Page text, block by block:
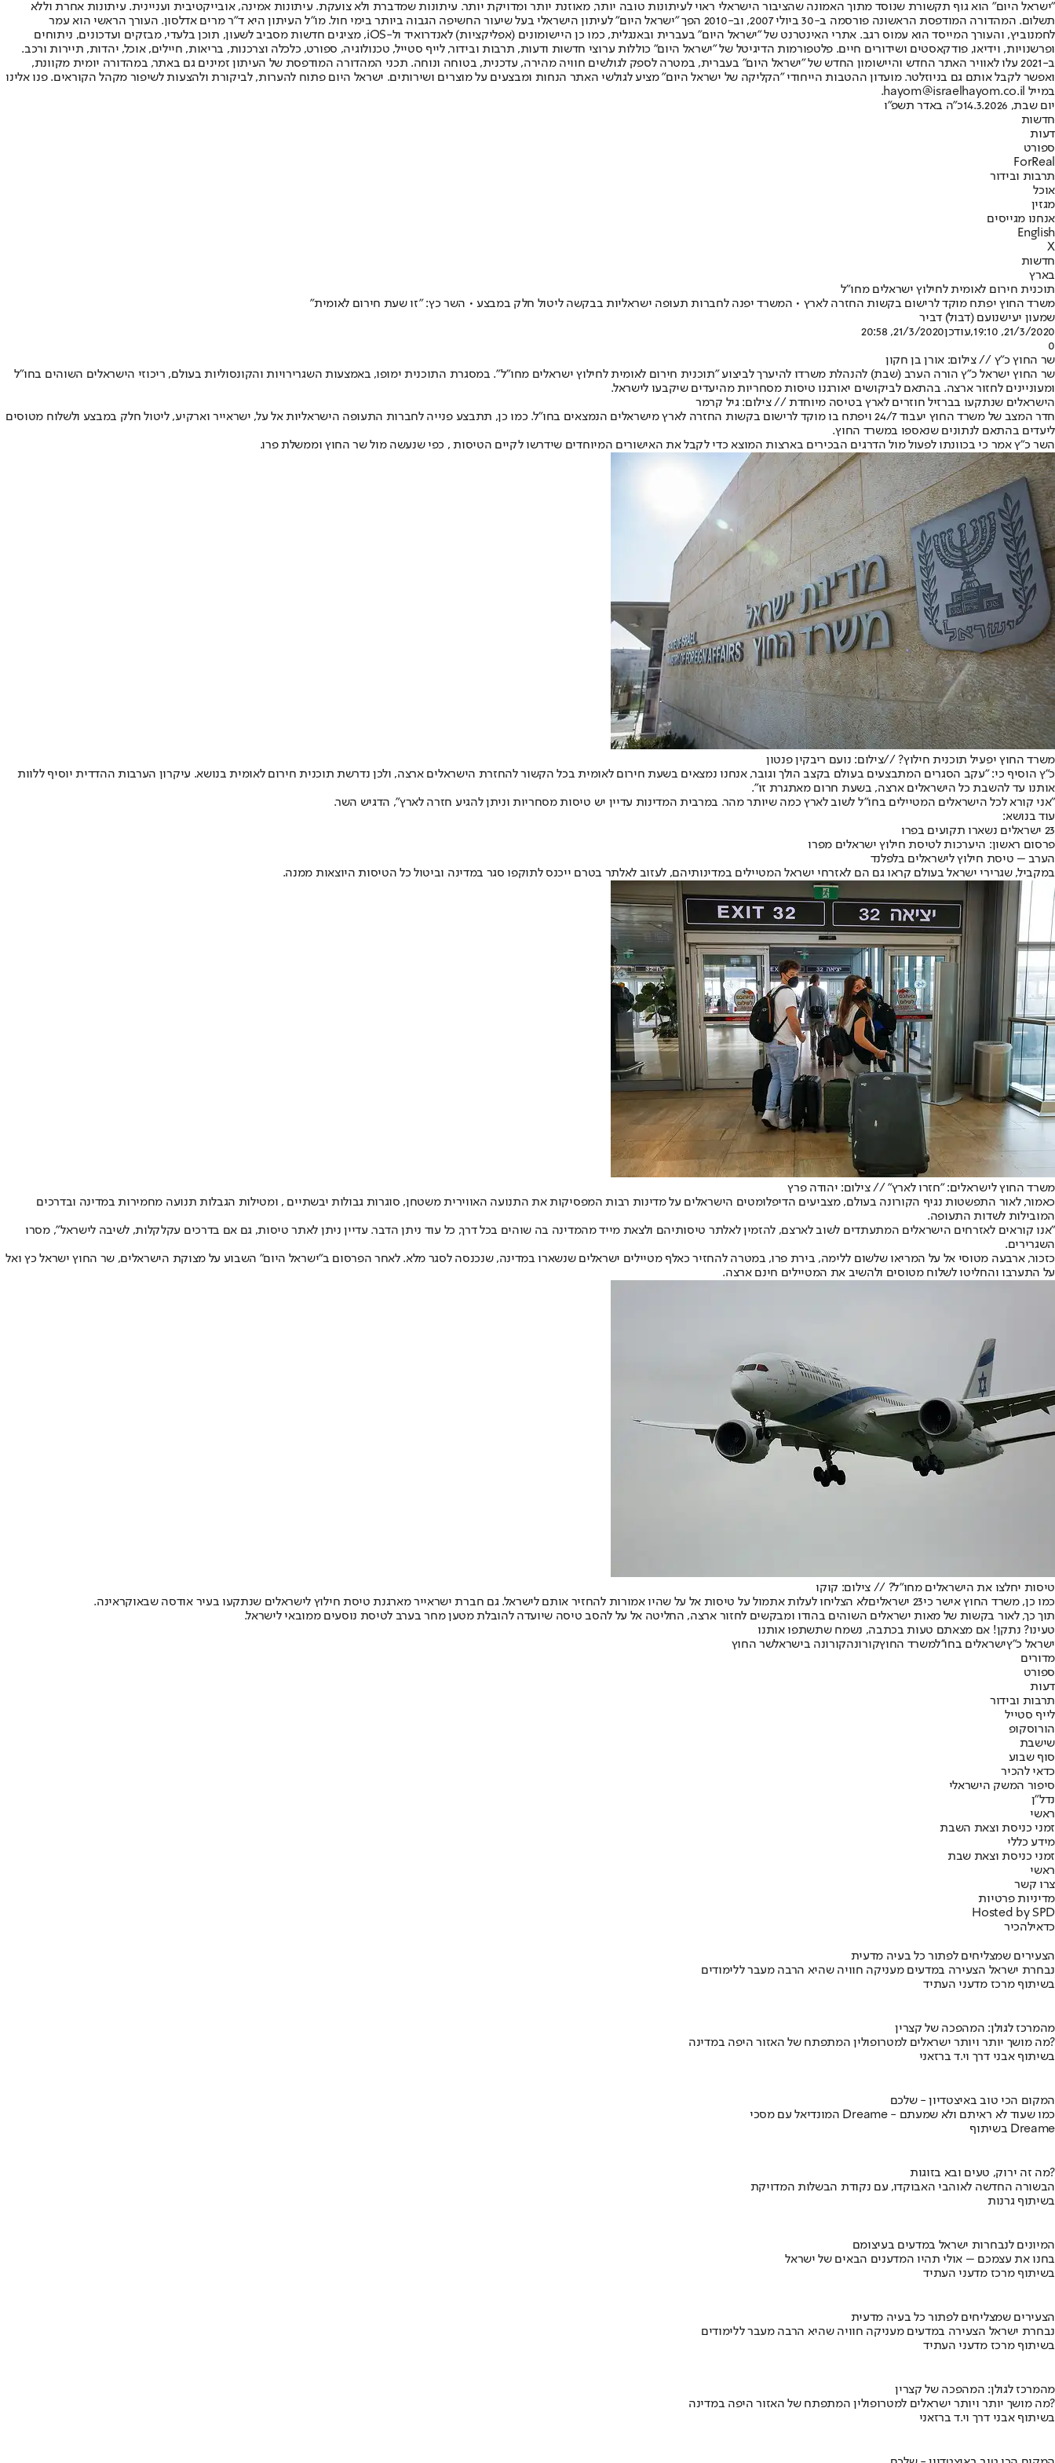
"ישראל היום" הוא גוף תקשורת שנוסד מתוך האמונה שהציבור הישראלי ראוי לעיתונות טובה יותר, מאוזנת יותר ומדויקת יותר. עיתונות שמדברת ולא צועקת. עיתונות אמינה, אובייקטיבית ועניינית. עיתונות אחרת וללא
תשלום. המהדורה המודפסת הראשונה פורסמה ב-30 ביולי 2007, וב-2010 הפך "ישראל היום" לעיתון הישראלי בעל שיעור החשיפה הגבוה ביותר בימי חול. מו"ל העיתון היא ד"ר מרים אדלסון. העורך הראשי הוא עמר
לחמנוביץ, והעורך המייסד הוא עמוס רגב. אתרי האינטרנט של "ישראל היום" בעברית ובאנגלית, כמו כן היישומונים (אפליקציות) לאנדרואיד ול-iOS, מציגים חדשות מסביב לשעון, תוכן בלעדי, מבזקים ועדכונים, ניתוחים
ופרשנויות, וידיאו, פודקאסטים ושידורים חיים. פלטפורמות הדיגיטל של "ישראל היום" כוללות ערוצי חדשות ודעות, תרבות ובידור, לייף סטייל, טכנולוגיה, ספורט, כלכלה וצרכנות, בריאות, חיילים, אוכל, יהדות, תיירות ורכב.
ב-2021 עלו לאוויר האתר החדש והיישומון החדש של "ישראל היום" בעברית, במטרה לספק לגולשים חוויה מהירה, עדכנית, בטוחה ונוחה. תכני המהדורה המודפסת של העיתון זמינים גם באתר, במהדורה יומית מקוונת,
ואפשר לקבל אותם גם בניוזלטר. מועדון ההטבות הייחודי "הקליקה של ישראל היום" מציע לגולשי האתר הנחות ומבצעים על מוצרים ושירותים. ישראל היום פתוח להערות, לביקורת ולהצעות לשיפור מקהל הקוראים. פנו אלינו
במייל hayom@israelhayom.co.il.
יום שבת, 14.3.2026
כ"ה באדר תשפ"ו
חדשות
דעות
ספורט
ForReal
תרבות ובידור
אוכל
מגזין
אנחנו מגייסים
English
X
חדשות
בארץ
תוכנית חירום לאומית לחילוץ ישראלים מחו"ל
משרד החוץ יפתח מוקד לרישום בקשות החזרה לארץ • המשרד יפנה לחברות תעופה ישראליות בבקשה ליטול חלק במבצע • השר כץ: "זו שעת חירום לאומית"
שמעון יעישנועם (דבול) דביר
21/3/2020, 19:10
,עודכן21/3/2020, 20:58
0
שר החוץ כ"ץ // צילום: אורן בן חקון
שר החוץ ישראל כ"ץ הורה הערב (שבת) להנהלת משרדו להיערך לביצוע "תוכנית חירום לאומית לחילוץ ישראלים מחו"ל". במסגרת התוכנית ימופו, באמצעות השגרירויות והקונסוליות בעולם, ריכוזי הישראלים השוהים בחו"ל
ומעוניינים לחזור ארצה. בהתאם לביקושים יאורגנו טיסות מסחריות מהיעדים שיקבעו לישראל.
הישראלים שנתקעו בברזיל חוזרים לארץ בטיסה מיוחדת // צילום: גיל קרמר
חדר המצב של משרד החוץ יעבוד 24/7 ויפתח בו מוקד לרישום בקשות החזרה לארץ מישראלים הנמצאים בחו"ל. כמו כן, תתבצע פנייה לחברות התעופה הישראליות אל על, ישראייר וארקיע, ליטול חלק במבצע ולשלוח מטוסים
ליעדים בהתאם לנתונים שנאספו במשרד החוץ.
השר כ"ץ אמר כי בכוונתו לפעול מול הדרגים הבכירים בארצות המוצא כדי לקבל את האישורים המיוחדים שידרשו לקיים הטיסות , כפי שנעשה מול שר החוץ וממשלת פרו.
משרד החוץ יפעיל תוכנית חילוץ? //צילום: נועם ריבקין פנטון
כ"ץ הוסיף כי: "עקב הסגרים המתבצעים בעולם בקצב הולך וגובר, אנחנו נמצאים בשעת חירום לאומית בכל הקשור להחזרת הישראלים ארצה, ולכן נדרשת תוכנית חירום לאומית בנושא. עיקרון הערבות ההדדית יוסיף ללוות
אותנו עד להשבת כל הישראלים ארצה, בשעת חרום מאתגרת זו".
"אני קורא לכל הישראלים המטיילים בחו"ל לשוב לארץ כמה שיותר מהר. במרבית המדינות עדיין יש טיסות מסחריות וניתן להגיע חזרה לארץ", הדגיש השר.
עוד בנושא:
23 ישראלים נשארו תקועים בפרו
פרסום ראשון: היערכות לטיסת חילוץ ישראלים מפרו
הערב – טיסת חילוץ לישראלים בלפלנד
במקביל, שגרירי ישראל בעולם קראו גם הם לאזרחי ישראל המטיילים במדינותיהם, לעזוב לאלתר בטרם ייכנס לתוקפו סגר במדינה וביטול כל הטיסות היוצאות ממנה.
משרד החוץ לישראלים: "חזרו לארץ" // צילום: יהודה פרץ
כאמור, לאור התפשטות נגיף הקורונה בעולם, מצביעים הדיפלומטים הישראלים על מדינות רבות המפסיקות את התנועה האווירית משטחן, סוגרות גבולות יבשתיים , ומטילות הגבלות תנועה מחמירות במדינה ובדרכים
המובילות לשדות התעופה.
"אנו קוראים לאזרחים הישראלים המתעתדים לשוב לארצם, להזמין לאלתר טיסותיהם ולצאת מייד מהמדינה בה שוהים בכל דרך, כל עוד ניתן הדבר. עדיין ניתן לאתר טיסות, גם אם בדרכים עקלקלות, לשיבה לישראל", מסרו
השגרירים.
כזכור, ארבעה מטוסי אל על המריאו שלשום ללימה, בירת פרו, במטרה להחזיר כאלף מטיילים ישראלים שנשארו במדינה, שנכנסה לסגר מלא. לאחר הפרסום ב"ישראל היום" השבוע על מצוקת הישראלים, שר החוץ ישראל כץ ואל
על התערבו והחליטו לשלוח מטוסים ולהשיב את המטיילים חינם ארצה.
טיסות יחלצו את הישראלים מחו"ל? // צילום: קוקו
כמו כן, משרד החוץ אישר כי23 ישראלים
לא הצליחו לעלות אתמול על טיסות אל על שהיו אמורות להחזיר אותם לישראל. גם חברת ישראייר מארגנת טיסת חילוץ לישראלים שנתקעו בעיר אודסה שבאוקראינה.
תוך כך, לאור בקשות של מאות ישראלים השוהים בהודו ומבקשים לחזור ארצה, החליטה אל על להסב טיסה שיועדה להובלת מטען מחר בערב לטיסת נוסעים ממובאי לישראל.
טעינו? נתקן! אם מצאתם טעות בכתבה, נשמח שתשתפו אותנו
ישראל כ"ץישראלים בחו''למשרד החוץקורונהקורונה בישראלשר החוץ
מדורים
ספורט
דעות
תרבות ובידור
לייף סטייל
הורוסקופ
שישבת
סוף שבוע
כדאי להכיר
סיפור המשק הישראלי
נדל"ן
ראשי
זמני כניסת וצאת השבת
מידע כללי
זמני כניסת וצאת שבת
ראשי
צרו קשר
מדיניות פרטיות
Hosted by SPD
כדאילהכיר
הצעירים שמצליחים לפתור כל בעיה מדעית
נבחרת ישראל הצעירה במדעים מעניקה חוויה שהיא הרבה מעבר ללימודים
בשיתוף מרכז מדעני העתיד
מהמרכז לגולן: המהפכה של קצרין
מה מושך יותר ויותר ישראלים למטרופולין המתפתח של האזור היפה במדינה?
בשיתוף אבני דרך וי.ד ברזאני
המקום הכי טוב באיצטדיון - שלכם
המונדיאל עם מסכי Dreame - כמו שעוד לא ראיתם ולא שמעתם
בשיתוף Dreame
מה זה ירוק, טעים ובא בזוגות?
הבשורה החדשה לאוהבי האבוקדו, עם נקודת הבשלות המדויקת
בשיתוף גרנות
המיונים לנבחרות ישראל במדעים בעיצומם
בחנו את עצמכם – אולי תהיו המדענים הבאים של ישראל
בשיתוף מרכז מדעני העתיד
הצעירים שמצליחים לפתור כל בעיה מדעית
נבחרת ישראל הצעירה במדעים מעניקה חוויה שהיא הרבה מעבר ללימודים
בשיתוף מרכז מדעני העתיד
מהמרכז לגולן: המהפכה של קצרין
מה מושך יותר ויותר ישראלים למטרופולין המתפתח של האזור היפה במדינה?
בשיתוף אבני דרך וי.ד ברזאני